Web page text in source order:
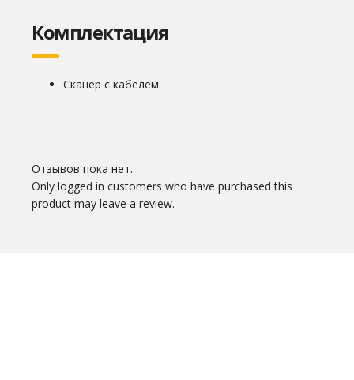
Комплектация
Сканер с кабелем
Отзывов пока нет.
Only logged in customers who have purchased this
product may leave a review.